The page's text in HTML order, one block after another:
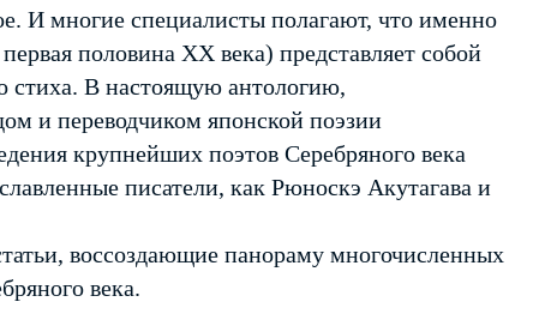
И многие специалисты полагают, что именно
половина XX века) представляет собой
стиха. В настоящую антологию,
и переводчиком японской поэзии
крупнейших поэтов Серебряного века
писатели, как Рюноскэ Акутагава и
воссоздающие панораму многочисленных
века.